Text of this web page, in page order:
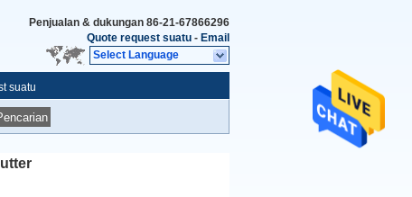
Penjualan & dukungan 86-21-67866296
Quote request suatu - Email
Select Language
suatu